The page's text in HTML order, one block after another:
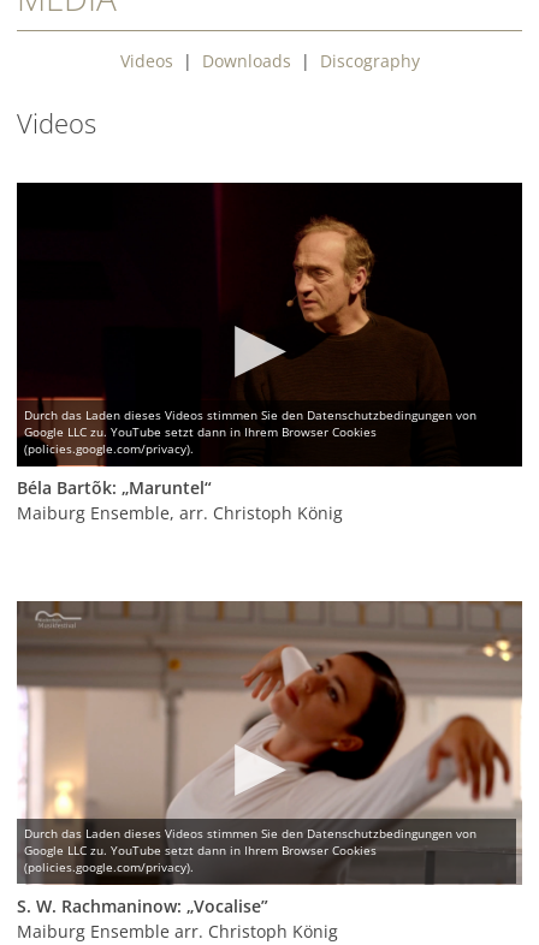
Videos | Downloads | Discography
Videos
Béla Bartõk: „Maruntel“
Maiburg Ensemble, arr. Christoph König
S. W. Rachmaninow: „Vocalise”
Maiburg Ensemble arr. Christoph König